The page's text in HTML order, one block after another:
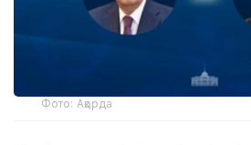
Фото: Ақорда